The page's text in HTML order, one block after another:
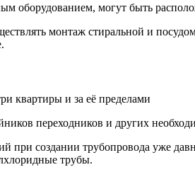
оборудованием, могут быть
монтаж стиральной и
переходников и других
при создании трубопровода уже
трубы.